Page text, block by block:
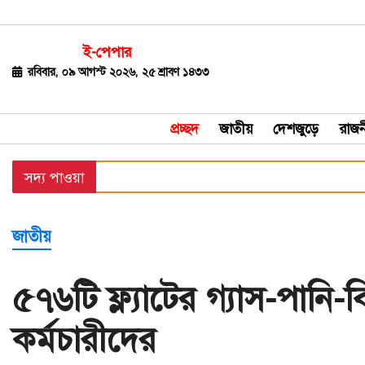
ই-পেপার
রবিবার, ০৯ আগস্ট ২০২৬, ২৫ শ্রাবণ ১৪৩৩
প্রচ্ছদ জাতীয় দেশজুড়ে
জাতীয়
রাজনীতি
বিশ্ব
বাণিজ্য
বিনোদন
খেলাধুলা
সদ্য পাওয়া
জাতীয়
৫৭৬টি ফ্ল্যাটের গ্যাস-পানি-
কর্মচারীদের